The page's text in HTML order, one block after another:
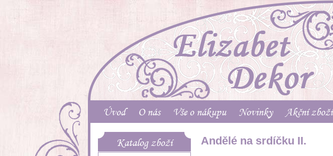
Úvod O nás Vše o nákupu Novinky Akční zboží
Katalog zboží Andělé na srdíčku II.